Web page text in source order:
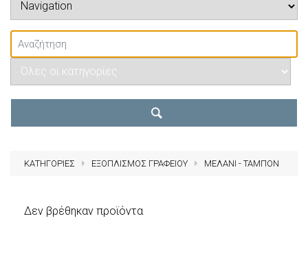
ΚΑΤΗΓΟΡΙΕΣ ΕΞΟΠΛΙΣΜΟΣ ΓΡΑΦΕΙΟΥ ΜΕΛΑΝΙ - ΤΑΜΠΟΝ
Δεν βρέθηκαν προϊόντα